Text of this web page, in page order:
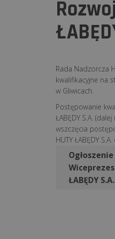
Rada Nadzorcza
kwalifikacyjne na
w Gliwicach.
Postępowanie
ŁABĘDY S.A.
wszczęcia
HUTY ŁABĘDY
ŁABĘDY